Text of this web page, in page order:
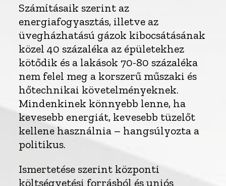
Számításaik szerint az
energiafogyasztás, illetve az
üvegházhatású gázok kibocsátásának
közel 40 százaléka az épületekhez
kötődik és a lakások 70-80 százaléka
nem felel meg a korszerű műszaki és
hőtechnikai követelményeknek.
Mindenkinek könnyebb lenne, ha
kevesebb energiát, kevesebb tüzelőt
kellene használnia – hangsúlyozta a
politikus.
Ismertetése szerint központi
költségvetési forrásból és uniós